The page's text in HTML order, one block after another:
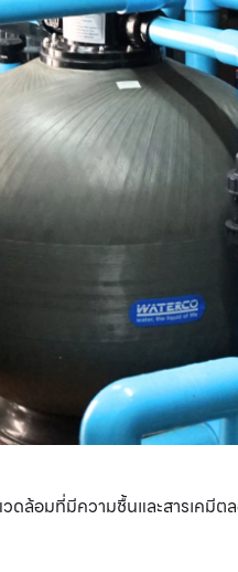
ดล้อมที่มีความชื้นและสารเคมีต